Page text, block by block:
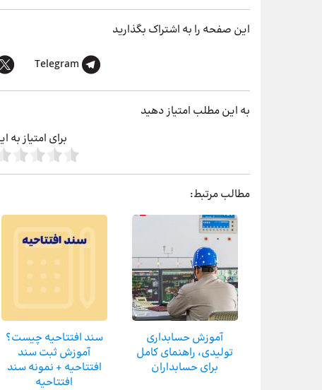
این صفحه را به اشتراک بگذارید
Telegram
به این مطلب امتیاز دهید
برای امتیاز
مطالب مرتبط:
آموزش حسابداری
تولیدی، راهنمای کامل
برای حسابداران
سند افتتاحیه چیست؟
آموزش ثبت سند
افتتاحیه + نمونه سند
افتتاحیه